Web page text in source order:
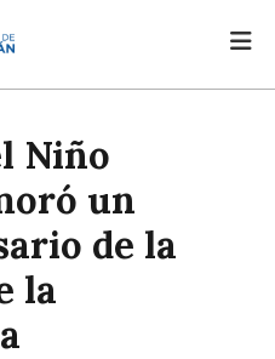
Niño
un
de la
la